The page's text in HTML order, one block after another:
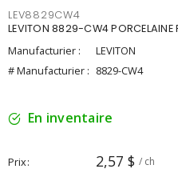
LEV8829CW4
LEVITON 8829-CW4
Manufacturier :
LEVITON
# Manufacturier : 8829-CW4
En inventaire
Prix 2,57 $ / ch